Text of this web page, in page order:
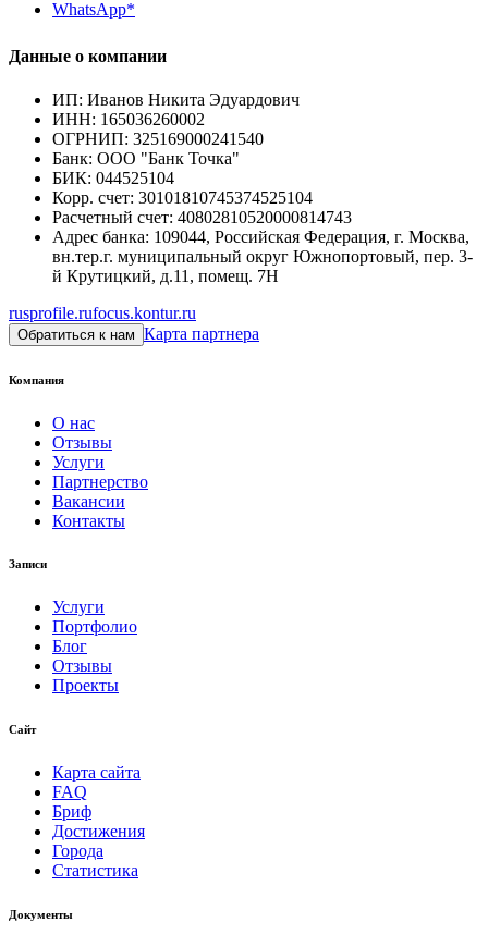
WhatsApp*
Данные о компании
ИП: Иванов Никита Эдуардович
ИНН: 165036260002
ОГРНИП: 325169000241540
Банк: ООО "Банк Точка"
БИК: 044525104
Корр. счет: 30101810745374525104
Расчетный счет: 40802810520000814743
Адрес банка: 109044, Российская Федерация, г. Москва,
вн.тер.г. муниципальный округ Южнопортовый, пер. 3-
й Крутицкий, д.11, помещ. 7Н
rusprofile.rufocus.kontur.ru
Обратиться к нам Карта партнера
Компания
О нас
Отзывы
Услуги
Партнерство
Вакансии
Контакты
Записи
Услуги
Портфолио
Блог
Отзывы
Проекты
Сайт
Карта сайта
FAQ
Бриф
Достижения
Города
Статистика
Документы